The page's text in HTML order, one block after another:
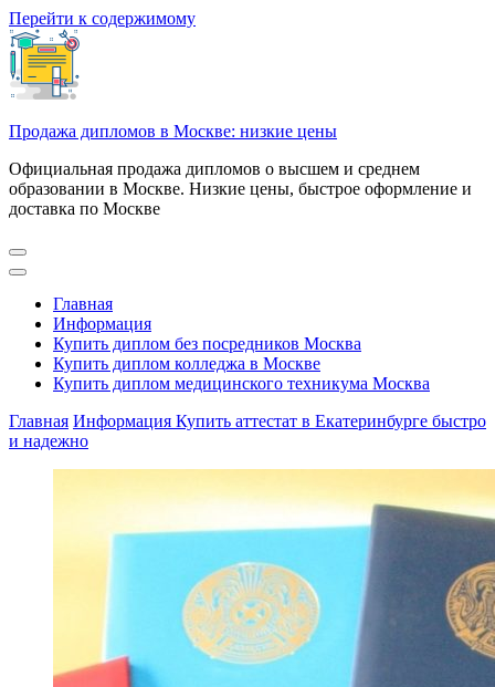
Перейти к содержимому
Продажа дипломов в Москве: низкие цены
Официальная продажа дипломов о высшем и среднем
образовании в Москве. Низкие цены, быстрое оформление и
доставка по Москве
Главная
Информация
Купить диплом без посредников Москва
Купить диплом колледжа в Москве
Купить диплом медицинского техникума Москва
Главная Информация Купить аттестат в Екатеринбурге быстро
и надежно